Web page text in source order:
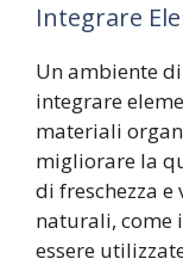
Integrare
Un ambiente
integrare
materiali
migliorare la
di freschezza
naturali, come
essere